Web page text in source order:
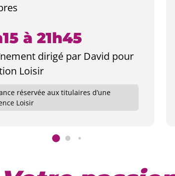
à 21h45
dirigé par David pour
Loisir
réservée aux titulaires d’une
Loisir